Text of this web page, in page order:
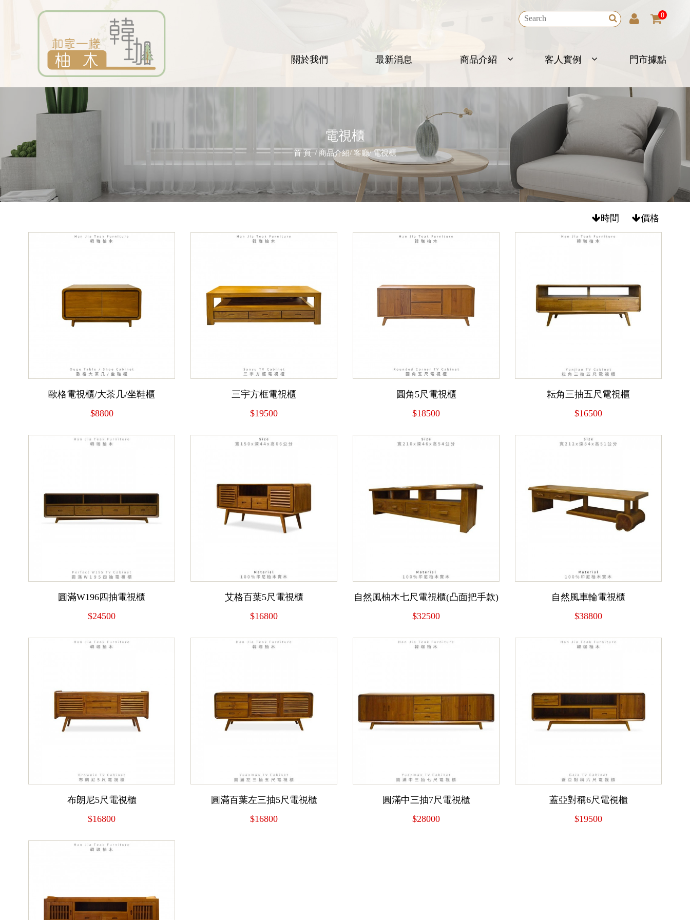
0
關於我們 最新消息 商品介紹 客人實例 門市據點
電視櫃
首 頁 商品介紹 客廳 電視櫃
時間 價格
歐格電視櫃/大茶几/坐鞋櫃
$8800
三宇方框電視櫃
$19500
圓角5尺電視櫃
$18500
耘角三抽五尺電視櫃
$16500
圓滿W196四抽電視櫃
$24500
艾格百葉5尺電視櫃
$16800
自然風柚木七尺電視櫃(凸面把手款)
$32500
自然風車輪電視櫃
$38800
布朗尼5尺電視櫃
$16800
圓滿百葉左三抽5尺電視櫃
$16800
圓滿中三抽7尺電視櫃
$28000
蓋亞對稱6尺電視櫃
$19500